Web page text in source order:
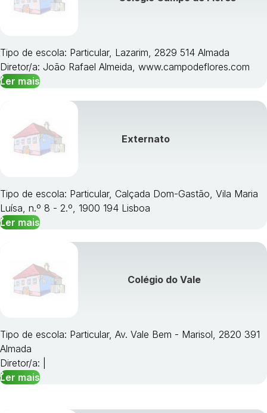
Tipo de escola: Particular, Lazarim, 2829 514 Almada
Diretor/a: João Rafael Almeida, www.campodeflores.com
Ler mais
Externato
Tipo de escola: Particular, Calçada Dom-Gastão, Vila Maria
Luísa, n.º 8 - 2.º, 1900 194 Lisboa
Ler mais
Colégio do Vale
Tipo de escola: Particular, Av. Vale Bem - Marisol, 2820 391
Almada
Diretor/a: |
Ler mais